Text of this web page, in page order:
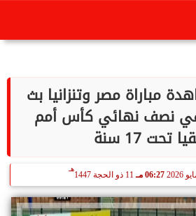
مباراة مصر وتنزانيا بث
في نصف نهائي كأس أمم
تحت 17 سنة
06:27 مـ 11 ذو الحجة 1447
هـ